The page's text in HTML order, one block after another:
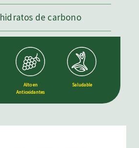
hidratos de carbono
Alto en
Antioxidantes
Saludable